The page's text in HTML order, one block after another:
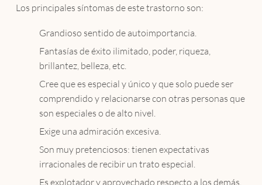
Los principales síntomas de este trastorno son:
Grandioso sentido de autoimportancia.
Fantasías de éxito ilimitado, poder, riqueza,
brillantez, belleza, etc.
Cree que es especial y único y que solo puede ser
comprendido y relacionarse con otras personas que
son especiales o de alto nivel.
Exige una admiración excesiva.
Son muy pretenciosos: tienen expectativas
irracionales de recibir un trato especial.
Es explotador y aprovechado respecto a los demás.